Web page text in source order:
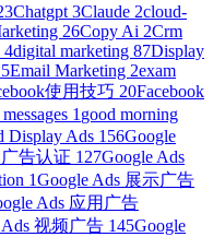
Chatgpt 3Claude 2cloud-
26Copy Ai 2Crm
4digital marketing 87Display
5Email Marketing 2exam
使用技巧 20Facebook
1 good morning
Display Ads 156Google
告认证 127Google Ads
1Google Ads 展示广告
Ads 应用广告
Ads 视频广告 145Google